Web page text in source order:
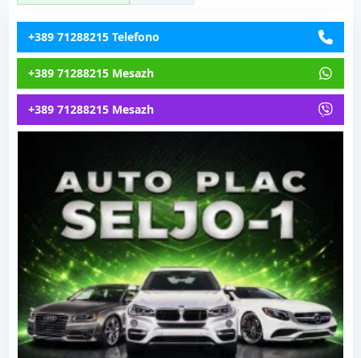
+389 71288215 Telefono
+389 71288215 Mesazh
+389 71288215 Mesazh